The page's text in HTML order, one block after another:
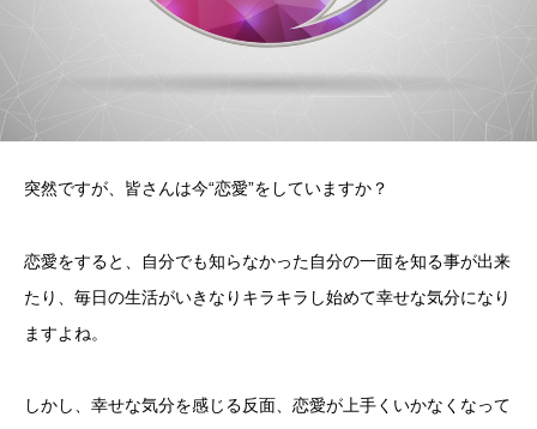
突然ですが、皆さんは今“恋愛”をしていますか？
恋愛をすると、自分でも知らなかった自分の一面を知る事が出来
たり、毎日の生活がいきなりキラキラし始めて幸せな気分になり
ますよね。
しかし、幸せな気分を感じる反面、恋愛が上手くいかなくなって